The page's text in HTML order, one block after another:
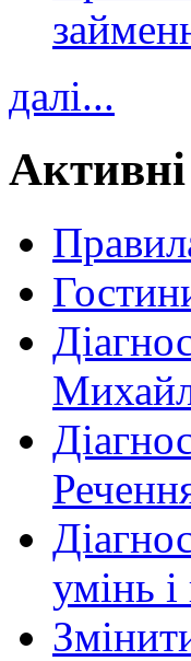
далі...
умінь